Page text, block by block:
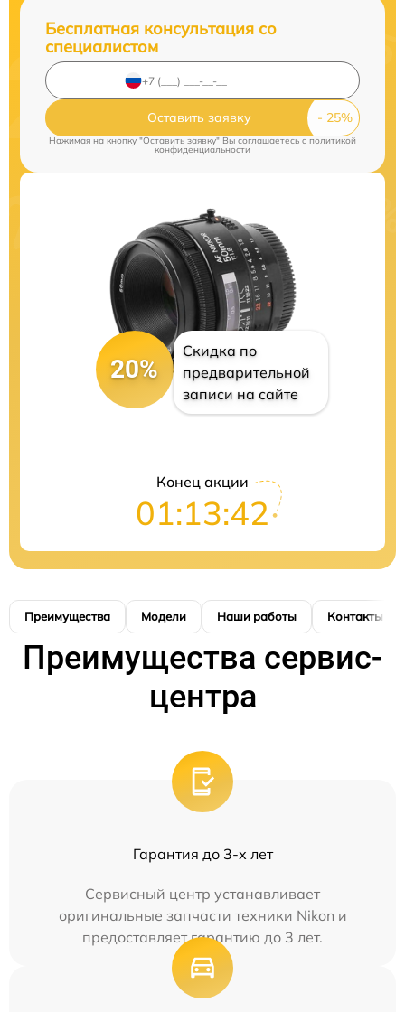
Бесплатная консультация со
специалистом
Оставить заявку
Нажимая на кнопку "Оставить заявку" Вы соглашаетесь cполитикой
конфиденциальности
20%
Скидка по
предварительной
записи на сайте
Конец акции
01:13:41
Преимущества Модели Наши работы Контакты
Преимущества сервис-
центра
Гарантия до 3-х лет
Сервисный центр устанавливает
оригинальные запчасти техники Nikon и
предоставляет гарантию до 3 лет.